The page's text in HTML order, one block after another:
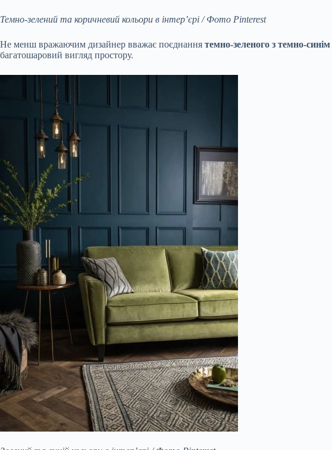
Темно-зелений та коричневий кольори в інтер’єрі / Фото Pinterest
Не менш вражаючим дизайнер вважає поєднання темно-зеленого з темно-синім
багатошаровий вигляд простору.